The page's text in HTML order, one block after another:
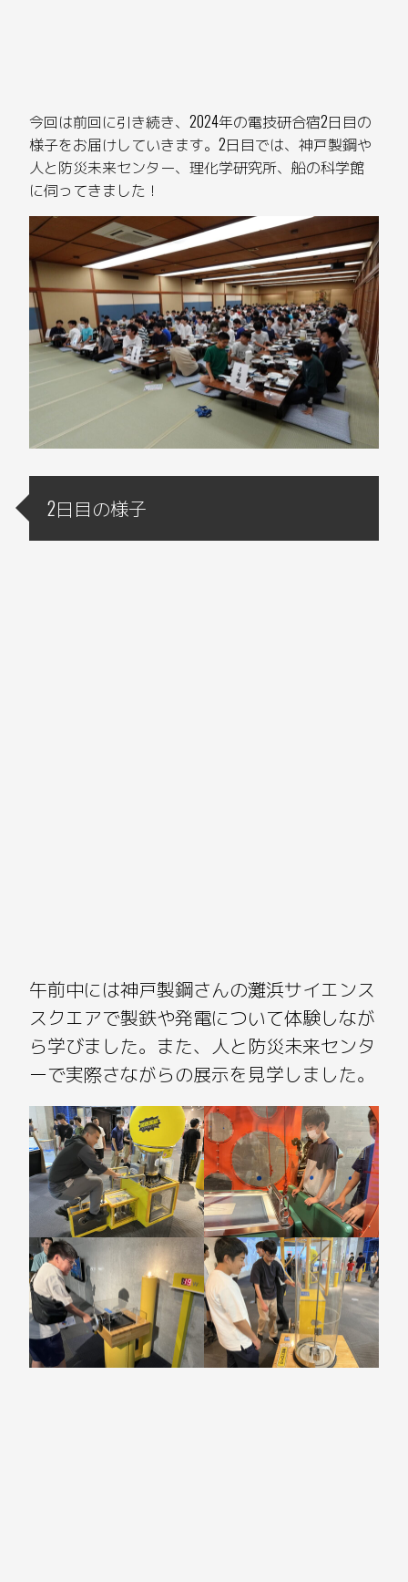
今回は前回に引き続き、2024年の電技研合宿2日目の
様子をお届けしていきます。2日目では、神戸製鋼や
人と防災未来センター、理化学研究所、船の科学館
に伺ってきました！
2日目の様子
午前中には神戸製鋼さんの灘浜サイエンス
スクエアで製鉄や発電について体験しなが
ら学びました。また、人と防災未来センタ
ーで実際さながらの展示を見学しました。